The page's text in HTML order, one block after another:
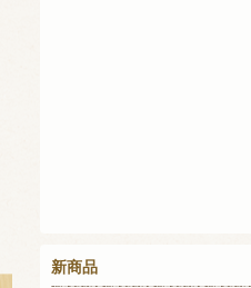
新商品